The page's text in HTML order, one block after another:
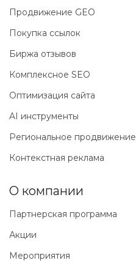
Продвижение GEO
Покупка ссылок
Биржа отзывов
Комплексное SEO
Оптимизация сайта
AI инструменты
Региональное продвижение
Контекстная реклама
О компании
Партнерская программа
Акции
Мероприятия